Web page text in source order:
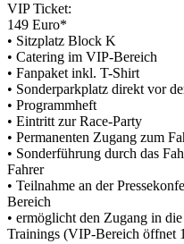
VIP Ticket:
149 Euro*
• Sitzplatz Block K
• Catering im VIP-Bereich
• Fanpaket inkl. T-Shirt
• Sonderparkplatz direkt vor
• Programmheft
• Eintritt zur Race-Party
• Permanenten Zugang zum
• Sonderführung durch das
Fahrer
• Teilnahme an der
Bereich
• ermöglicht den Zugang in
Trainings (VIP-Bereich öffnet